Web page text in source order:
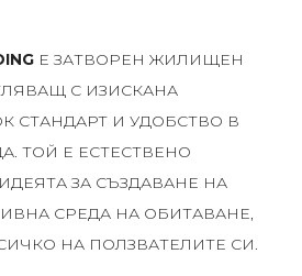
E ЗАТВОРЕН ЖИЛИЩЕН
С ИЗИСКАНА
СТАНДАРТ И УДОБСТВО В
ТОЙ Е ЕСТЕСТВЕНО
ЗА СЪЗДАВАНЕ НА
СРЕДА НА ОБИТАВАНЕ,
НА ПОЛЗВАТЕЛИТЕ СИ.